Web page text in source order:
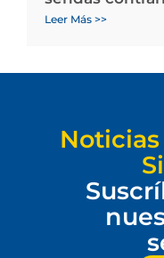
Leer Más >>